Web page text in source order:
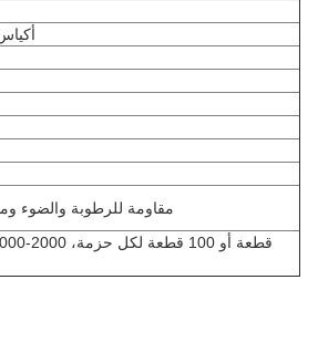
مقاومة للرطوبة والضوء